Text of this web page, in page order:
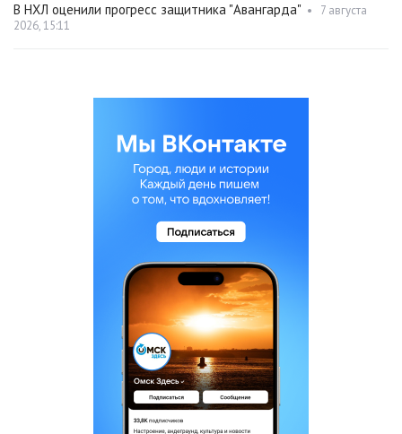
В НХЛ оценили прогресс защитника "Авангарда" •
7 августа
2026, 15:11